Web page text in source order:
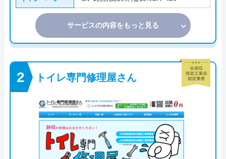
サービスの内容をもっと見る
トイレ専門修理屋さん